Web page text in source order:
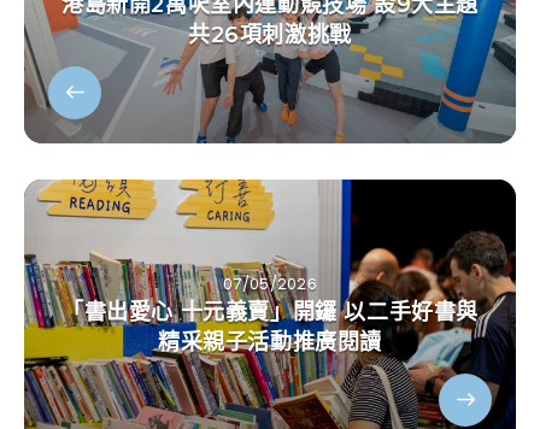
港島新開2萬呎室內運動競技場 設9大主題
共26項刺激挑戰
07/05/2026
「書出愛心 十元義賣」開鑼 以二手好書與
精采親子活動推廣閱讀